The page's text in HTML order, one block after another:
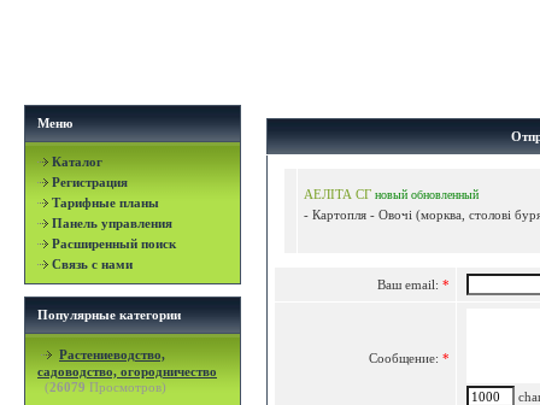
Меню
Каталог
Регистрация
Тарифные планы
Панель управления
Расширенный поиск
Связь с нами
Популярные категории
Растениеводство,
садоводство, огородничество
(26079 Просмотров)
АЕЛІТА СГ новый обновленный
- Картопля - Овочі (морква, столові
Ваш email: *
Сообщение: *